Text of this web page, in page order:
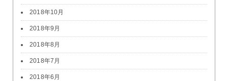
2018年10月
2018年9月
2018年8月
2018年7月
2018年6月